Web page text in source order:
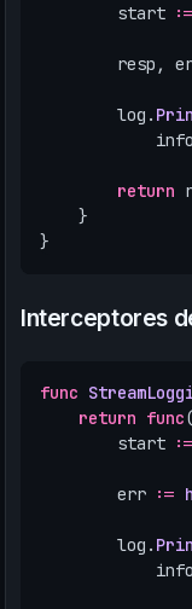
start :=
resp ,
log .
info
return
}
}
Interceptores
func
return func(
start :=
err :=
log .
info